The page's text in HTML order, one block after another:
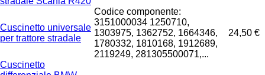
Cuscinetto universale
per trattore stradale
Codice componente:
3151000034 1250710,
1303975, 1362752, 1664346,
1780332, 1810168, 1912689,
2119249, 281305500071,...
24,50 €
Cuscinetto